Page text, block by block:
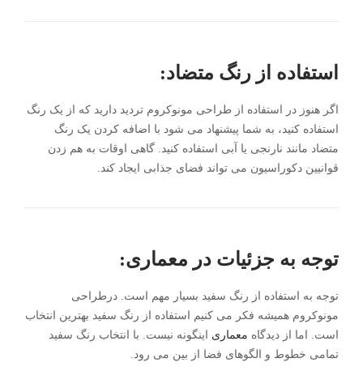
استفاده از رنگ متضاد:
اگر هنوز در استفاده از طراحی مونوکروم تردید دارید که از یک رنگ
استفاده کنید، به شما پیشنهاد می شود با اضافه کردن یک رنگ
متضاد مانند نارنجی یا آبی استفاده کنید. گاهی اوقات به هم زدن
قوانیین دکوراسیون می تواند فضای جذابی ایجاد کند.
توجه به جزئیات در معماری:
توجه به استفاده از رنگ سفید بسیار مهم است. درطراحی
مونوکروم همیشه فکر می کنیم استفاده از رنگ سفید بهترین انتخاب
است. اما از دیدگاه معماری اینگونه نیست. با انتخاب رنگ سفید
تمامی خطوط و الگوهای فضا از بین می رود.